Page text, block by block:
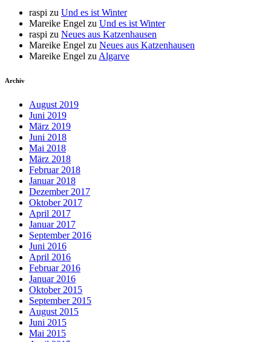
raspi zu Und es ist Winter
Mareike Engel zu Und es ist Winter
raspi zu Neues aus Katzenhausen
Mareike Engel zu Neues aus Katzenhausen
Mareike Engel zu Algarve
Archiv
August 2019
Juni 2019
März 2019
Juni 2018
Mai 2018
März 2018
Februar 2018
Januar 2018
Dezember 2017
Oktober 2017
April 2017
Januar 2017
September 2016
Juni 2016
April 2016
Februar 2016
Januar 2016
Oktober 2015
September 2015
August 2015
Juni 2015
Mai 2015